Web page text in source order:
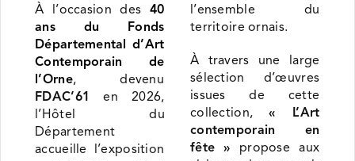
À l’occasion des 40
ans du Fonds
Départemental d’Art
Contemporain de
l’Orne, devenu
FDAC’61
en 2026,
l’Hôtel du
Département
accueille l’exposition
l’ensemble du
territoire ornais.
À travers une large
sélection d’œuvres
issues de cette
collection,« L’Art
contemporain en
fête » propose aux